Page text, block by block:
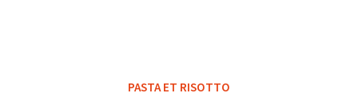
PASTA ET RISOTTO